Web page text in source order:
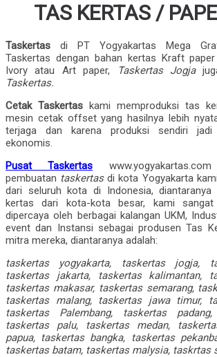
TAS KERTAS /
Taskertas di PT Yogyakartas Mega
Taskertas dengan bahan kertas Kraft
Ivory atau Art paper,
Taskertas Jogja
Taskertas.
Cetak Taskertas kami memproduksi tas
mesin cetak offset yang hasilnya lebih
terjaga dan karena produksi sendiri
ekonomis.
Pusat Taskertas
pembuatan taskertasdi kota Yogyakarta
dari seluruh kota di Indonesia,
kertas dari kota-kota besar, kami sangat
dipercaya oleh berbagai kalangan UKM,
event dan Instansi sebagai produsen Tas
mitra mereka, diantaranya adalah:
taskertas yogyakarta, taskertas jogja,
taskertas jakarta, taskertas kalimantan,
taskertas makasar, taskertas semarang,
taskertas malang, taskertas jawa timur,
taskertas Palembang, taskertas
taskertas palu, taskertas medan,
papua, taskertas bangka, taskertas
taskertas batam, taskertas malysia, taskrtas